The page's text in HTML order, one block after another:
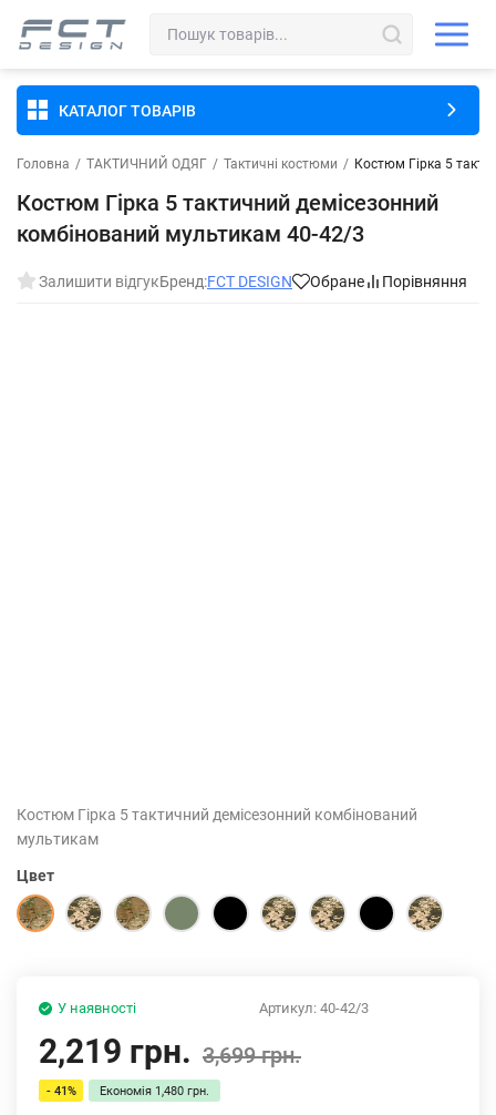
КАТАЛОГ ТОВАРІВ
Головна / ТАКТИЧНИЙ ОДЯГ / Тактичні костюми / Костюм Гірка 5
Костюм Гірка 5 тактичний демісезонний
комбінований мультикам 40-42/3
Залишити відгукБренд:FCT DESIGN Обране Порівняння
Костюм Гірка 5 тактичний демісезонний комбінований
мультикам
Цвет
Артикул: 40-42/3
У наявності
2,219 грн. 3,699 грн.
- 41% Економія 1,480 грн.